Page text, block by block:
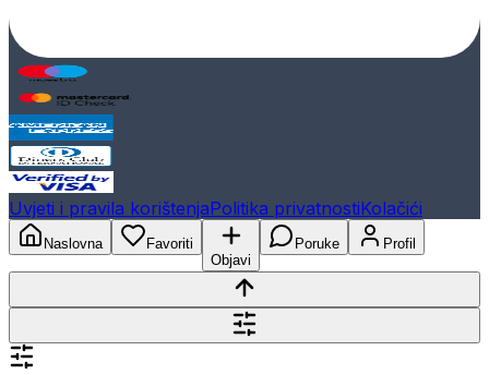
Uvjeti i pravila korištenjaPolitika privatnostiKolačići
Naslovna
Favoriti
Objavi
Poruke Profil